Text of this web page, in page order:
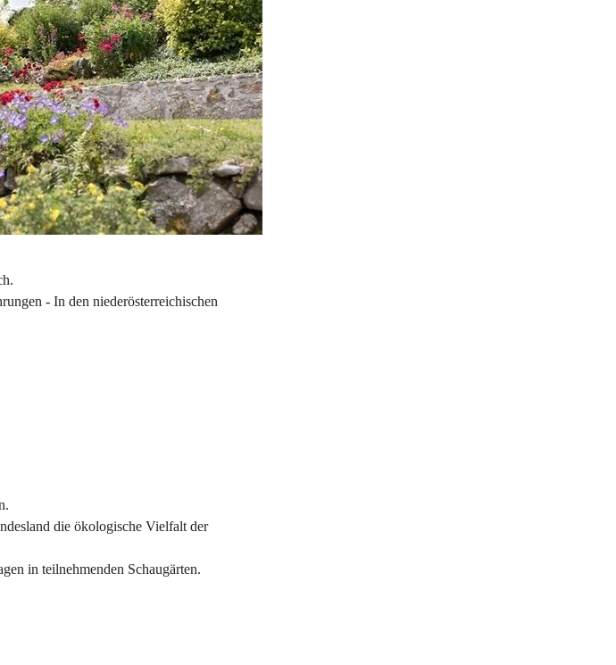
- In den niederösterreichischen
die ökologische Vielfalt der
in teilnehmenden Schaugärten.